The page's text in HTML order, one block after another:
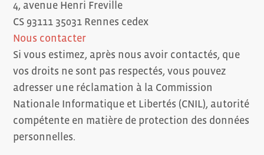
4, avenue Henri Freville
CS 93111 35031 Rennes cedex
Nous contacter
Si vous estimez, après nous avoir contactés, que
vos droits ne sont pas respectés, vous pouvez
adresser une réclamation à la Commission
Nationale Informatique et Libertés (CNIL), autorité
compétente en matière de protection des données
personnelles.